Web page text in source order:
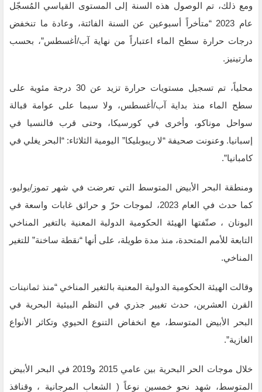
ومع ذلك، تم الوصول هذه السنة إلى المستوى القياسي المُسجّل
عام 2023 “متأخراً أسبوعين عن السنة الفائتة، وعادة ما تنخفض
درجات حرارة سطح الماء اعتباراً من نهاية آب/أغسطس”، بحسب
مارتينيز.
محلياً، تم تسجيل مستويات حرارة تزيد عن 30 درجة مئوية على
سطح الماء منذ بداية آب/أغسطس، ولا سيما على عوامة قبالة
سواحل موناكو، وأخرى في كورسيكا، وحتى قرب فالنسيا في
إسبانيا. وعنونت صحيفة “لا ريبوبليكا” اليومية الثلاثاء: “البحر يغلي في
كامبانيا”.
ومنطقة البحر الأبيض المتوسط التي تعرضت في شهر تموز/يوليو،
كما حدث في العام 2023، لموجات حرّ و حرائق غابات واسعة في
اليونان ، صنّفتها الهيئة الحكومية الدولية المعنية بالتغير المناخي
التابعة للأمم المتحدة، منذ مدة طويلة، على أنها “نقطة ساخنة” للتغير
المناخي.
وقالت الهيئة الحكومية الدولية المعنية بالتغير المناخي “منذ ثمانينات
القرن العشرين، حدث تغيير جذري في النظم البيئية البحرية في
البحر الأبيض المتوسط، مع انخفاض التنوع الحيوي وتكاثر الأنواع
الغازية”.
خلال موجات الحر البحرية بين عامي 2015 و2019 في البحر الأبيض
المتوسط، شهد نحو خمسين نوعاً ( الشعاب المرجانية ، وقنافذ